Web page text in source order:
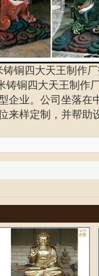
铜四大天王制作
铸铜四大天王制作
企业。公司坐落在
来样定制，并帮助